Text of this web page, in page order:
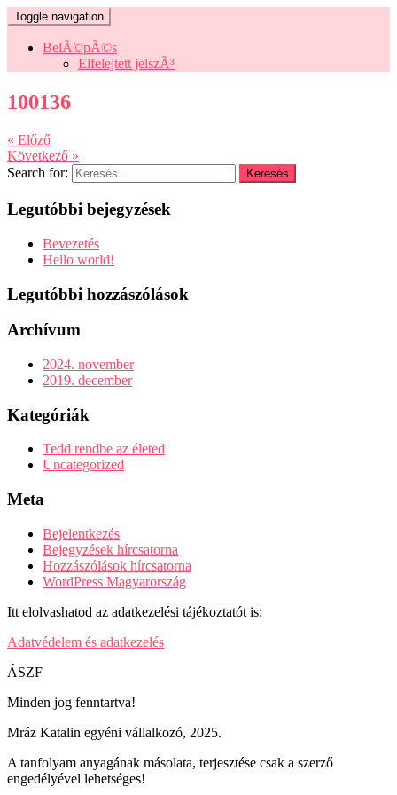
Toggle navigation
BelÃ©pÃ©s
Elfelejtett jelszÃ³
100136
« Előző
Következő »
Search for:
Legutóbbi bejegyzések
Bevezetés
Hello world!
Legutóbbi hozzászólások
Archívum
2024. november
2019. december
Kategóriák
Tedd rendbe az életed
Uncategorized
Meta
Bejelentkezés
Bejegyzések hírcsatorna
Hozzászólások hírcsatorna
WordPress Magyarország
Itt elolvashatod az adatkezelési tájékoztatót is:
Adatvédelem és adatkezelés
ÁSZF
Minden jog fenntartva!
Mráz Katalin egyéni vállalkozó, 2025.
A tanfolyam anyagának másolata, terjesztése csak a szerző
engedélyével lehetséges!